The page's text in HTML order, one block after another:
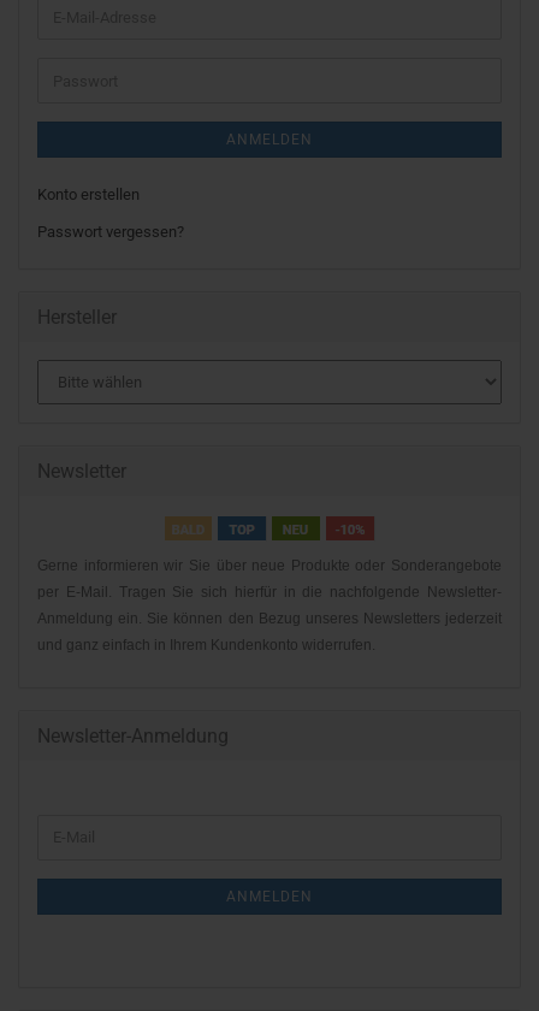
ANMELDEN
Konto erstellen
Passwort vergessen?
Hersteller
Newsletter
Gerne informieren wir Sie über neue Produkte oder Sonderangebote
per E-Mail. Tragen Sie sich hierfür in die nachfolgende Newsletter-
Anmeldung ein. Sie können den Bezug unseres Newsletters jederzeit
und ganz einfach in Ihrem Kundenkonto widerrufen.
Newsletter-Anmeldung
NEWSLETTER-
ANMELDEN